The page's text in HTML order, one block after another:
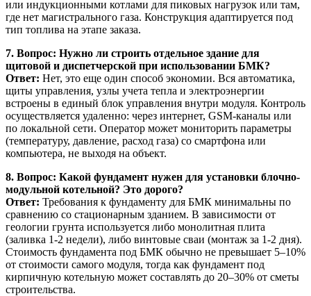
или индукционными котлами для пиковых нагрузок или там,
где нет магистрального газа. Конструкция адаптируется под
тип топлива на этапе заказа.
7. Вопрос: Нужно ли строить отдельное здание для
щитовой и диспетчерской при использовании БМК?
Ответ: Нет, это еще один способ экономии. Вся автоматика,
щиты управления, узлы учета тепла и электроэнергии
встроены в единый блок управления внутри модуля. Контроль
осуществляется удаленно: через интернет, GSM-каналы или
по локальной сети. Оператор может мониторить параметры
(температуру, давление, расход газа) со смартфона или
компьютера, не выходя на объект.
8. Вопрос: Какой фундамент нужен для установки блочно-
модульной котельной? Это дорого?
Ответ: Требования к фундаменту для БМК минимальны по
сравнению со стационарным зданием. В зависимости от
геологии грунта используется либо монолитная плита
(заливка 1-2 недели), либо винтовые сваи (монтаж за 1-2 дня).
Стоимость фундамента под БМК обычно не превышает 5–10%
от стоимости самого модуля, тогда как фундамент под
кирпичную котельную может составлять до 20–30% от сметы
строительства.